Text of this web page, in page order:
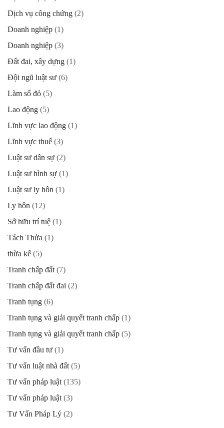
Dịch vụ công chứng (2)
Doanh nghiệp (1)
Doanh nghiệp (3)
Đất đai, xây dựng (1)
Đội ngũ luật sư (6)
Làm sổ đỏ (5)
Lao động (5)
Lĩnh vực lao động (1)
Lĩnh vực thuế (3)
Luật sư dân sự (2)
Luật sư hình sự (1)
Luật sư ly hôn (1)
Ly hôn (12)
Sở hữu trí tuệ (1)
Tách Thửa (1)
thừa kế (5)
Tranh chấp đất (7)
Tranh chấp đất đai (2)
Tranh tụng (6)
Tranh tụng và giải quyết tranh chấp (1)
Tranh tụng và giải quyết tranh chấp (5)
Tư vấn đầu tư (1)
Tư vấn luật nhà đất (5)
Tư vấn pháp luật (135)
Tư vấn pháp luật (3)
Tư Vấn Pháp Lý (2)